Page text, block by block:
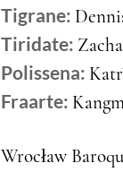
Tigrane:
Tiridate:
Polissena:
Fraarte:
Wrocław